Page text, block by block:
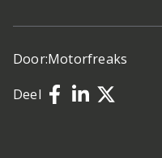
Door:Motorfreaks
Deel